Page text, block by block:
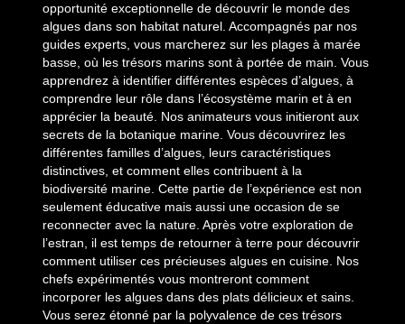
opportunité exceptionnelle de découvrir le monde des
algues dans son habitat naturel. Accompagnés par nos
guides experts, vous marcherez sur les plages à marée
basse, où les trésors marins sont à portée de main. Vous
apprendrez à identifier différentes espèces d’algues, à
comprendre leur rôle dans l’écosystème marin et à en
apprécier la beauté. Nos animateurs vous initieront aux
secrets de la botanique marine. Vous découvrirez les
différentes familles d’algues, leurs caractéristiques
distinctives, et comment elles contribuent à la
biodiversité marine. Cette partie de l’expérience est non
seulement éducative mais aussi une occasion de se
reconnecter avec la nature. Après votre exploration de
l’estran, il est temps de retourner à terre pour découvrir
comment utiliser ces précieuses algues en cuisine. Nos
chefs expérimentés vous montreront comment
incorporer les algues dans des plats délicieux et sains.
Vous serez étonné par la polyvalence de ces trésors